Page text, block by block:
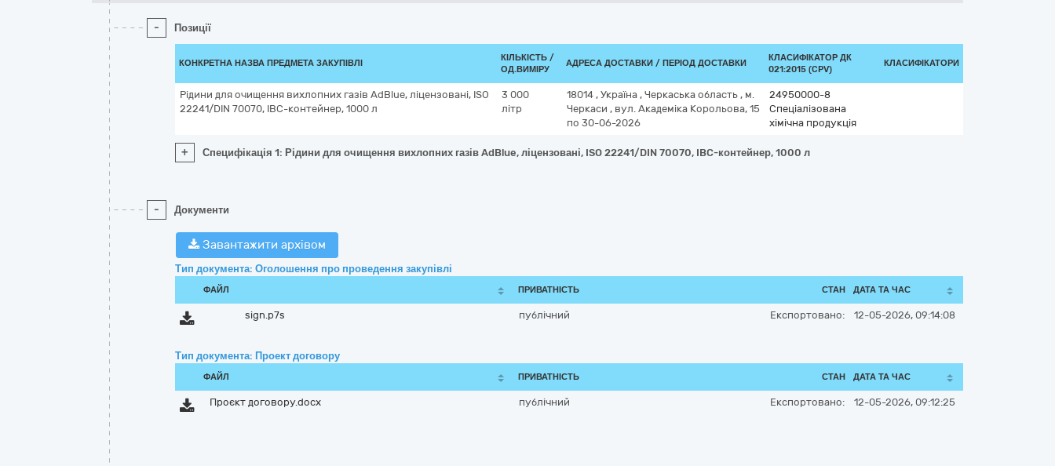
- Позиції
КОНКРЕТНА НАЗВА ПРЕДМЕТА ЗАКУПІВЛІ
КІЛЬКІСТЬ /
ОД.ВИМІРУ
АДРЕСА ДОСТАВКИ / ПЕРІОД ДОСТАВКИ
КЛАСИФІКАТОР ДК
021:2015 (CPV)
КЛАСИФІКАТОРИ
Рідини для очищення вихлопних газів AdBlue, ліцензовані, ISO
22241/DIN 70070, IBC-контейнер, 1000 л
3 000
літр
18014 , Україна , Черкаська область , м.
Черкаси , вул. Академіка Корольова, 15
по 30-06-2026
24950000-8
Спеціалізована
хімічна продукція
+ Специфікація 1: Рідини для очищення вихлопних газів AdBlue, ліцензовані, ISO 22241/DIN 70070, IBC-контейнер, 1000 л
- Документи
Завантажити архівом
Тип документа: Оголошення про проведення закупівлі
ФАЙЛ ПРИВАТНІСТЬ СТАН ДАТА ТА ЧАС
sign.p7s публічний Експортовано: 12-05-2026, 09:14:08
Тип документа: Проект договору
ФАЙЛ ПРИВАТНІСТЬ СТАН ДАТА ТА ЧАС
Проєкт договору.docx публічний Експортовано: 12-05-2026, 09:12:25